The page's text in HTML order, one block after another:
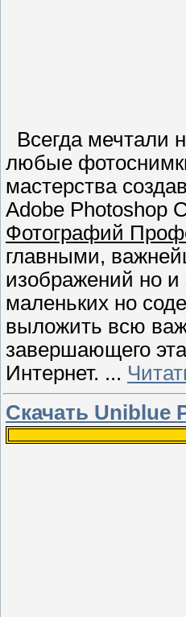
Всегда мечтали
любые
мастерства
Adobe Photoshop
Фотографий
главными,
изображений но и
маленьких но
выложить всю
завершающего
Интернет. ...
Скачать Uniblue